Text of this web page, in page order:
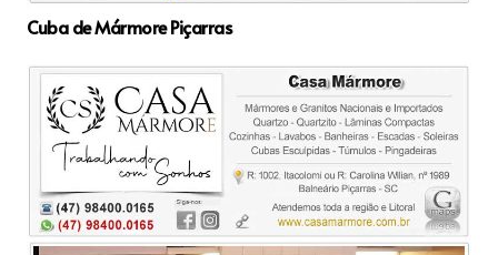
Cuba de Mármore Piçarras